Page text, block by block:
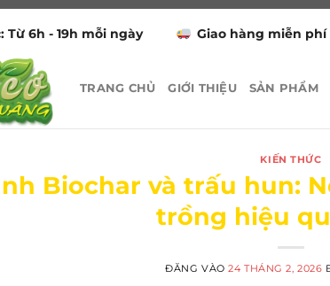
Từ 6h - 19h mỗi ngày Giao hàng miễn
TRANG CHỦ GIỚI THIỆU SẢN PHẨM
KIẾN THỨC
Biochar và trấu hun:
trồng hiệu
ĐĂNG VÀO24 THÁNG 2, 2026